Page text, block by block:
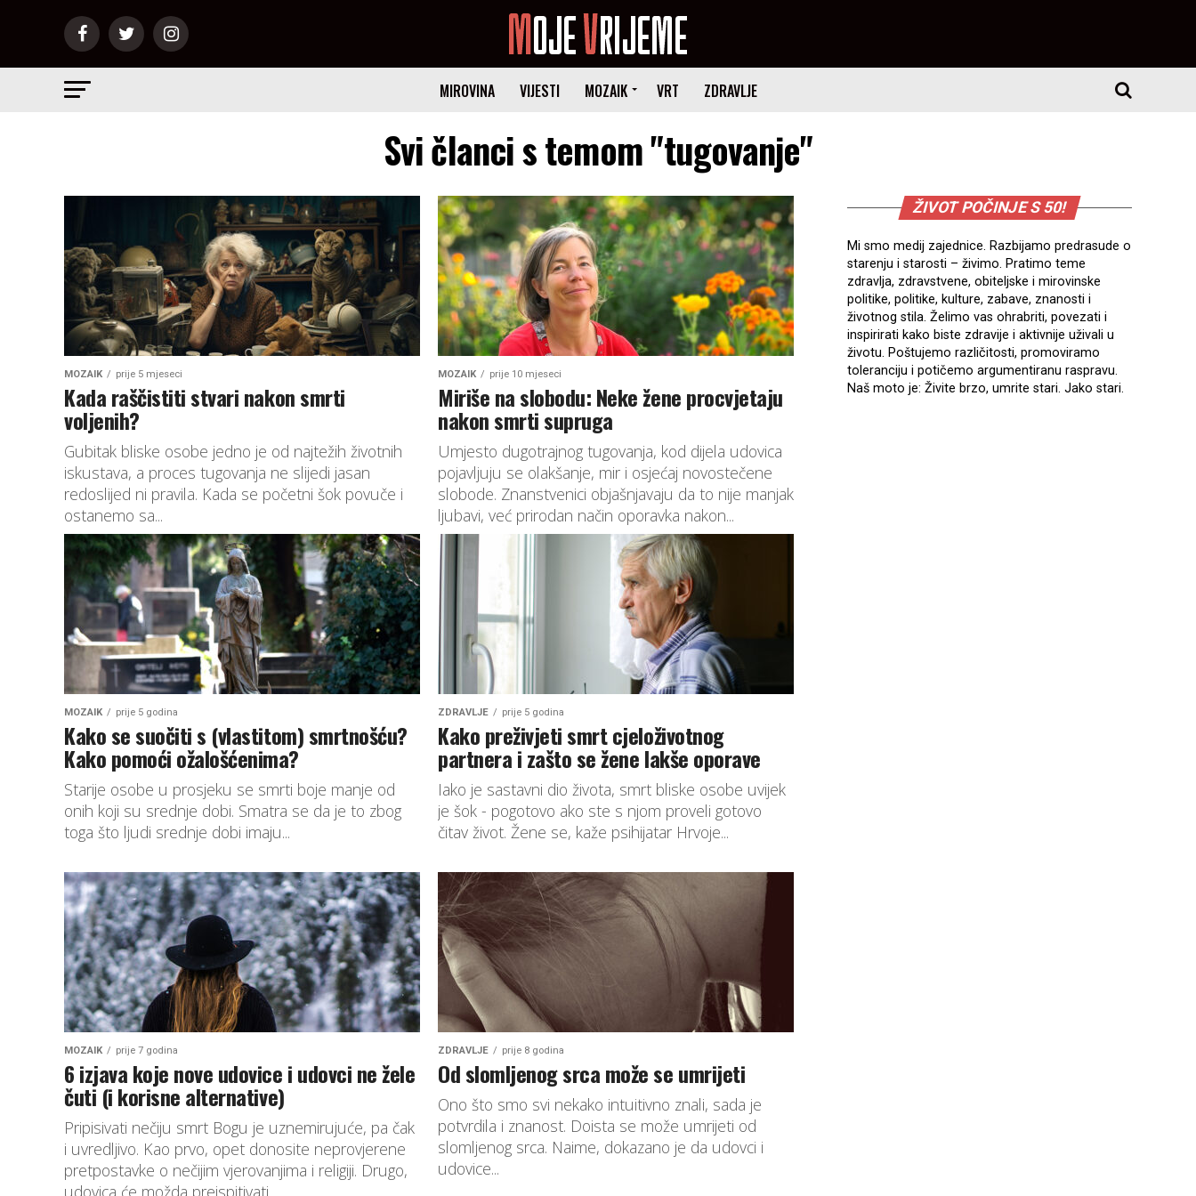
MIROVINA VIJESTI MOZAIK VRT ZDRAVLJE
Svi članci s temom "tugovanje"
MOZAIK prije 5 mjeseci
Kada raščistiti stvari nakon smrti
voljenih?
Gubitak bliske osobe jedno je od najtežih životnih
iskustava, a proces tugovanja ne slijedi jasan
redoslijed ni pravila. Kada se početni šok povuče i
ostanemo sa...
MOZAIK prije 10 mjeseci
Miriše na slobodu: Neke žene procvjetaju
nakon smrti supruga
Umjesto dugotrajnog tugovanja, kod dijela udovica
pojavljuju se olakšanje, mir i osjećaj novostečene
slobode. Znanstvenici objašnjavaju da to nije manjak
ljubavi, već prirodan način oporavka nakon...
MOZAIK prije 5 godina
Kako se suočiti s (vlastitom) smrtnošću?
Kako pomoći ožalošćenima?
Starije osobe u prosjeku se smrti boje manje od
onih koji su srednje dobi. Smatra se da je to zbog
toga što ljudi srednje dobi imaju...
ZDRAVLJE prije 5 godina
Kako preživjeti smrt cjeloživotnog
partnera i zašto se žene lakše oporave
Iako je sastavni dio života, smrt bliske osobe uvijek
je šok - pogotovo ako ste s njom proveli gotovo
čitav život. Žene se, kaže psihijatar Hrvoje...
MOZAIK prije 7 godina
6 izjava koje nove udovice i udovci ne žele
čuti (i korisne alternative)
Pripisivati nečiju smrt Bogu je uznemirujuće, pa čak
i uvredljivo. Kao prvo, opet donosite neprovjerene
pretpostavke o nečijim vjerovanjima i religiji. Drugo,
udovica će možda preispitivati...
ZDRAVLJE prije 8 godina
Od slomljenog srca može se umrijeti
Ono što smo svi nekako intuitivno znali, sada je
potvrdila i znanost. Doista se može umrijeti od
slomljenog srca. Naime, dokazano je da udovci i
udovice...
ŽIVOT POČINJE S 50!
Mi smo medij zajednice. Razbijamo predrasude o
starenju i starosti – živimo. Pratimo teme
zdravlja, zdravstvene, obiteljske i mirovinske
politike, politike, kulture, zabave, znanosti i
životnog stila. Želimo vas ohrabriti, povezati i
inspirirati kako biste zdravije i aktivnije uživali u
životu. Poštujemo različitosti, promoviramo
toleranciju i potičemo argumentiranu raspravu.
Naš moto je: Živite brzo, umrite stari. Jako stari.